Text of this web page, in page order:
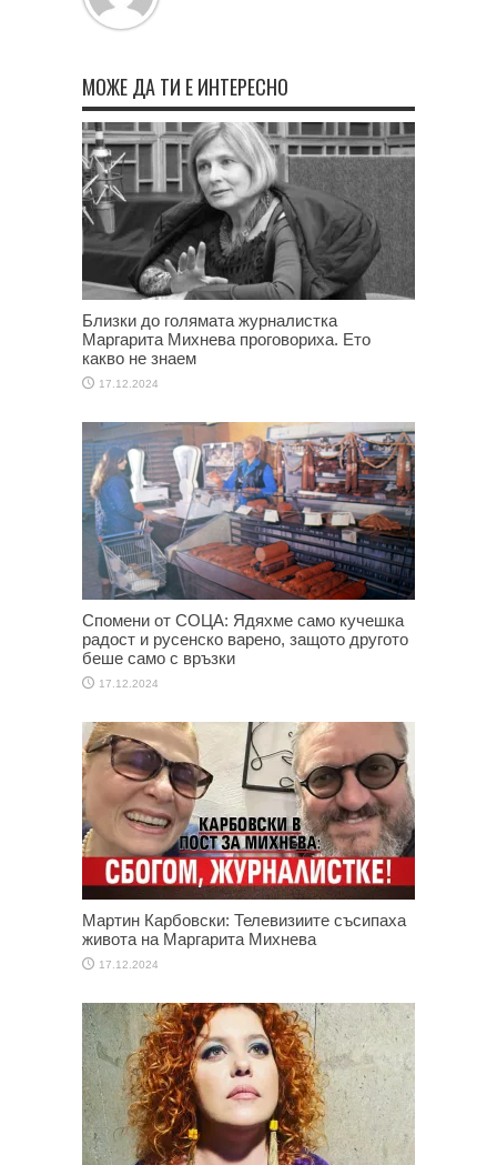
МОЖЕ ДА ТИ Е ИНТЕРЕСНО
Близки до голямата журналистка
Маргарита Михнева проговориха. Ето
какво не знаем
17.12.2024
Спомени от СОЦА: Ядяхме само кучешка
радост и русенско варено, защото другото
беше само с връзки
17.12.2024
Мартин Карбовски: Телевизиите съсипаха
живота на Маргарита Михнева
17.12.2024